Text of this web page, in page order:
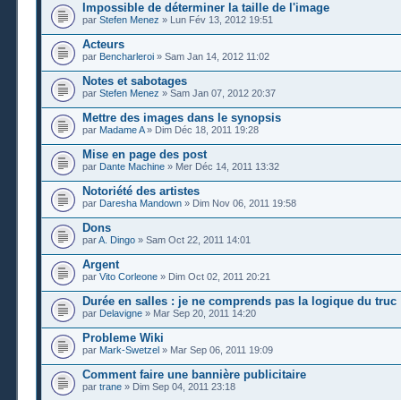
Impossible de déterminer la taille de l'image
par Stefen Menez » Lun Fév 13, 2012 19:51
Acteurs
par Bencharleroi » Sam Jan 14, 2012 11:02
Notes et sabotages
par Stefen Menez » Sam Jan 07, 2012 20:37
Mettre des images dans le synopsis
par Madame A» Dim Déc 18, 2011 19:28
Mise en page des post
par Dante Machine » Mer Déc 14, 2011 13:32
Notoriété des artistes
par Daresha Mandown » Dim Nov 06, 2011 19:58
Dons
parA. Dingo » Sam Oct 22, 2011 14:01
Argent
par Vito Corleone » Dim Oct 02, 2011 20:21
Durée en salles : je ne comprends pas la logique du truc
par Delavigne » Mar Sep 20, 2011 14:20
Probleme Wiki
par Mark-Swetzel » Mar Sep 06, 2011 19:09
Comment faire une bannière publicitaire
par trane » Dim Sep 04, 2011 23:18